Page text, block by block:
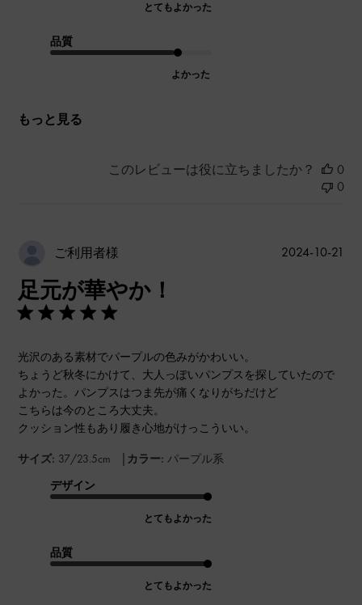
とてもよかった
品質
よかった
もっと見る
このレビューは役に立ちましたか？
0
0
ご利用者様
足元が華やか！
光沢のある素材でパープルの色みがかわいい。
ちょうど秋冬にかけて、大人っぽいパンプスを探していたので
よかった。パンプスはつま先が痛くなりがちだけど
こちらは今のところ大丈夫。
クッション性もあり履き心地がけっこういい。
サイズ: 37/23.5cm | カラー: パープル系
デザイン
とてもよかった
品質
とてもよかった
2024-10-21